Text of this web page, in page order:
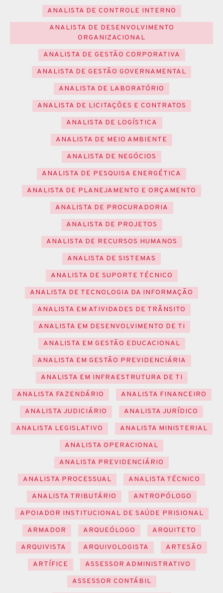
ANALISTA DE CONTROLE INTERNO
ANALISTA DE DESENVOLVIMENTO
ORGANIZACIONAL
ANALISTA DE GESTÃO CORPORATIVA
ANALISTA DE GESTÃO GOVERNAMENTAL
ANALISTA DE LABORATÓRIO
ANALISTA DE LICITAÇÕES E CONTRATOS
ANALISTA DE LOGÍSTICA
ANALISTA DE MEIO AMBIENTE
ANALISTA DE NEGÓCIOS
ANALISTA DE PESQUISA ENERGÉTICA
ANALISTA DE PLANEJAMENTO E ORÇAMENTO
ANALISTA DE PROCURADORIA
ANALISTA DE PROJETOS
ANALISTA DE RECURSOS HUMANOS
ANALISTA DE SISTEMAS
ANALISTA DE SUPORTE TÉCNICO
ANALISTA DE TECNOLOGIA DA INFORMAÇÃO
ANALISTA EM ATIVIDADES DE TRÂNSITO
ANALISTA EM DESENVOLVIMENTO DE TI
ANALISTA EM GESTÃO EDUCACIONAL
ANALISTA EM GESTÃO PREVIDENCIÁRIA
ANALISTA EM INFRAESTRUTURA DE TI
ANALISTA FAZENDÁRIO
ANALISTA FINANCEIRO
ANALISTA JUDICIÁRIO
ANALISTA JURÍDICO
ANALISTA LEGISLATIVO
ANALISTA MINISTERIAL
ANALISTA OPERACIONAL
ANALISTA PREVIDENCIÁRIO
ANALISTA PROCESSUAL
ANALISTA TÉCNICO
ANALISTA TRIBUTÁRIO
ANTROPÓLOGO
APOIADOR INSTITUCIONAL DE SAÚDE PRISIONAL
ARMADOR
ARQUEÓLOGO
ARQUITETO
ARQUIVISTA
ARQUIVOLOGISTA
ARTESÃO
ARTÍFICE
ASSESSOR ADMINISTRATIVO
ASSESSOR CONTÁBIL